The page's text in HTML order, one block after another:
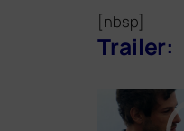
[nbsp]
Trailer:
Video-
Player